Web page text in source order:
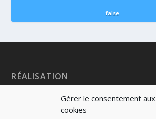
Gérer le consentement aux
cookies
false
RÉALISATION